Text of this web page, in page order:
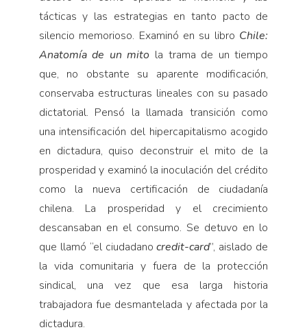
tácticas y las estrategias en tanto pacto de
silencio memorioso. Examinó en su libro Chile:
Anatomía de un mito la trama de un tiempo
que, no obstante su aparente modificación,
conservaba estructuras lineales con su pasado
dictatorial. Pensó la llamada transición como
una intensificación del hipercapitalismo acogido
en dictadura, quiso deconstruir el mito de la
prosperidad y examinó la inoculación del crédito
como la nueva certificación de ciudadanía
chilena. La prosperidad y el crecimiento
descansaban en el consumo. Se detuvo en lo
que llamó “el ciudadanocredit-card”, aislado de
la vida comunitaria y fuera de la protección
sindical, una vez que esa larga historia
trabajadora fue desmantelada y afectada por la
dictadura.